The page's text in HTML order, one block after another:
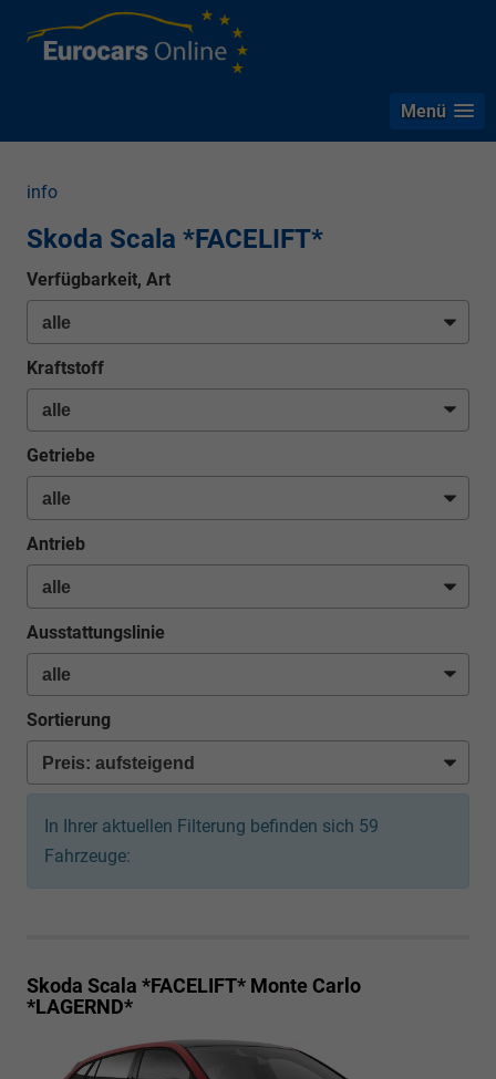
Menü
info
Skoda Scala *FACELIFT*
Verfügbarkeit, Art
Kraftstoff
Getriebe
Antrieb
Ausstattungslinie
Sortierung
In Ihrer aktuellen Filterung befinden sich 59
Fahrzeuge:
Skoda Scala *FACELIFT* Monte Carlo
*LAGERND*